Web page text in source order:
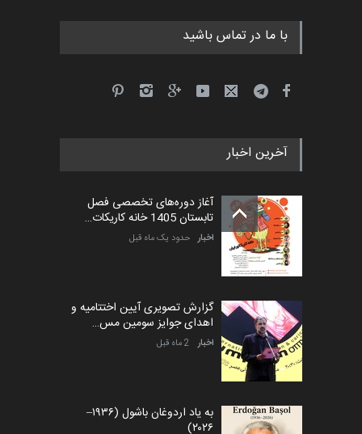
مهلت
بیست و هشتمین مسابقه
مهلت 5 روز دیگر
با ما در تماس باشید
آخرین اخبار
آغاز دوره‌های تخصصی فصل
تابستان 1405 خانه کاریکات…
اخبار حدود یک ماه قبل
گزارش تصویری آیین اختتامیه و
اهدای جوایز سومین مس…
اخبار 2 ماه قبل
به یاد اردوغان باشول (۱۹۳۶–
۲۰۲۶)